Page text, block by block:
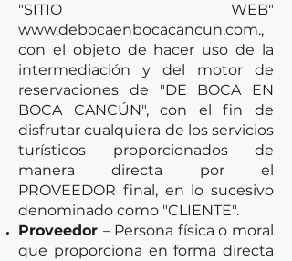
"SITIO WEB"
www.debocaenbocacancun.com.,
con el objeto de hacer uso de la
intermediación y del motor de
reservaciones de "DE BOCA EN
BOCA CANCÚN", con el fin de
disfrutar cualquiera de los servicios
turísticos proporcionados de
manera directa por el
PROVEEDOR final, en lo sucesivo
denominado como "CLIENTE".
Proveedor – Persona física o moral
que proporciona en forma directa